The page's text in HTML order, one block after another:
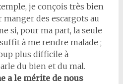
je conçois très bien
manger des escargots au
si, pour ma part, la seule
à me rendre malade ;
plus difficile à
du bien et du mal.
a le mérite de nous